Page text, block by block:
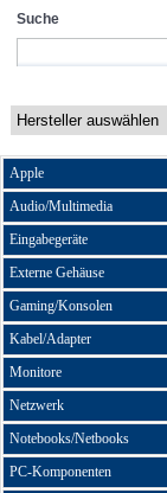
Suche
Apple
Audio/Multimedia
Eingabegeräte
Externe Gehäuse
Gaming/Konsolen
Kabel/Adapter
Monitore
Netzwerk
Notebooks/Netbooks
PC-Komponenten